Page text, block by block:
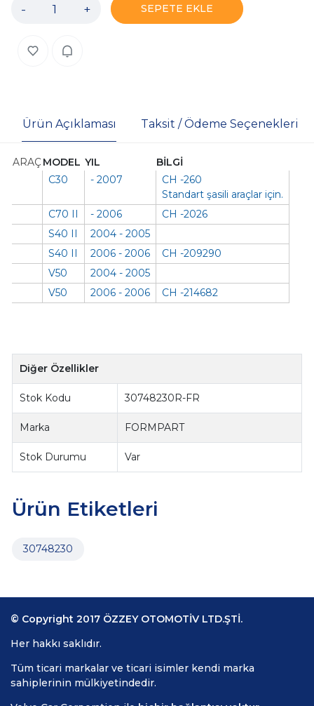
- + SEPETE EKLE
Ürün Açıklaması Taksit / Ödeme Seçenekleri
ARAÇ MODEL YIL
BİLGİ
C30
- 2007
CH -260
Standart şasili araçlar için.
C70 II
- 2006
CH -2026
S40 II
2004 - 2005
S40 II
2006 - 2006
CH -209290
V50
2004 - 2005
V50
2006 - 2006 CH -214682
Diğer Özellikler
Stok Kodu 30748230R-FR
Marka FORMPART
Stok Durumu Var
Ürün Etiketleri
30748230
© Copyright 2017 ÖZZEY OTOMOTİV LTD.ŞTİ.
Her hakkı saklıdır.
Tüm ticari markalar ve ticari isimler kendi marka
sahiplerinin mülkiyetindedir.